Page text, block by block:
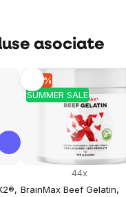
asociate
SUMMER SALE
-10 %
BrainMax Beef Gelatin,
44x